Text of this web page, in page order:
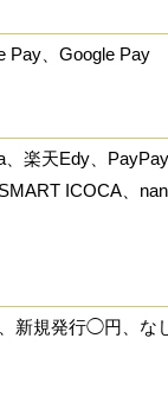
Pay、Google Pay
、楽天Edy、
ICOCA、
新規発行◯円、な